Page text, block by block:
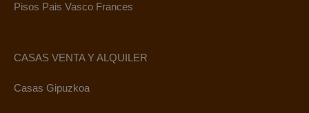
Pisos Pais Vasco Frances
CASAS VENTA Y ALQUILER
Casas Gipuzkoa